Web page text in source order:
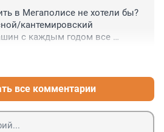
в Мегаполисе не хотели бы?
кантемировский
с каждым годом все
все комментарии